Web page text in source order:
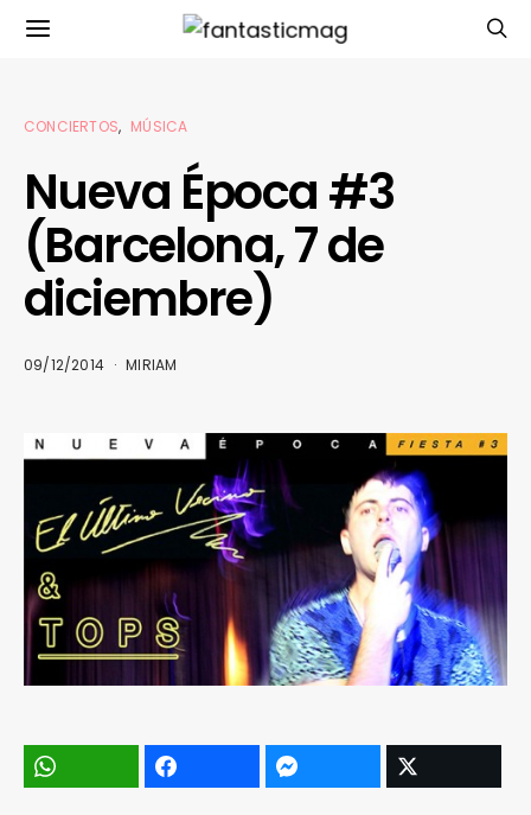
CONCIERTOS MÚSICA
Nueva Época #3
(Barcelona, 7 de
diciembre)
09/12/2014 MIRIAM